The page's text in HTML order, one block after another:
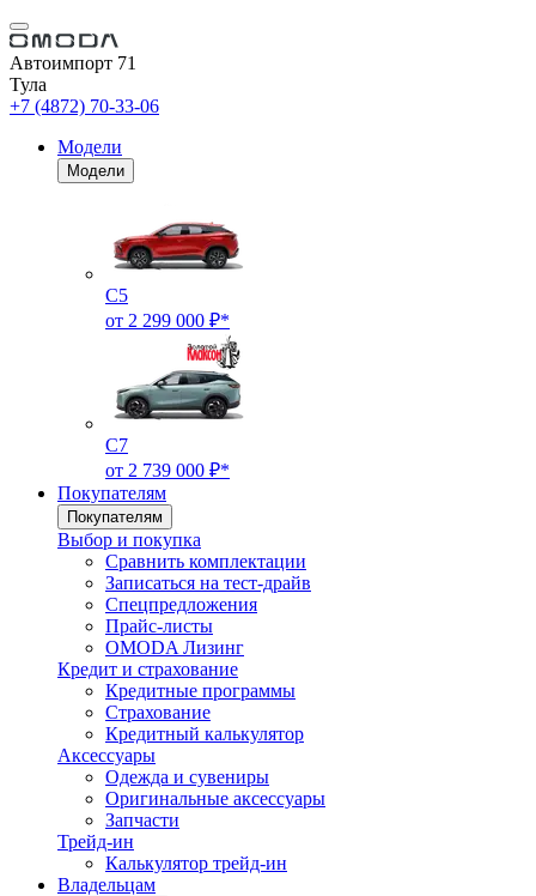
Автоимпорт 71
Тула
+7 (4872) 70-33-06
Модели
Модели
C5
от 2 299 000 ₽*
C7
от 2 739 000 ₽*
Покупателям
Покупателям
Выбор и покупка
Сравнить комплектации
Записаться на тест-драйв
Cпецпредложения
Прайс-листы
OMODA Лизинг
Кредит и страхование
Кредитные программы
Страхование
Кредитный калькулятор
Аксессуары
Одежда и сувениры
Оригинальные аксессуары
Запчасти
Трейд-ин
Калькулятор трейд-ин
Владельцам